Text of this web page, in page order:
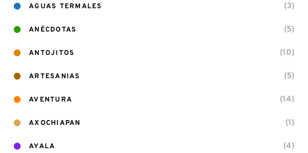
AGUAS TERMALES (3)
ANÉCDOTAS (5)
ANTOJITOS (10)
ARTESANIAS (5)
AVENTURA (14)
AXOCHIAPAN (1)
AYALA (4)